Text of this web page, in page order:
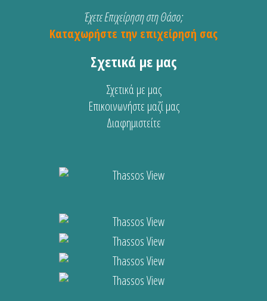
Έχετε Επιχείρηση στη Θάσο;
Καταχωρήστε την επιχείρησή σας
Σχετικά με μας
Σχετικά με μας
Επικοινωνήστε μαζί μας
Διαφημιστείτε